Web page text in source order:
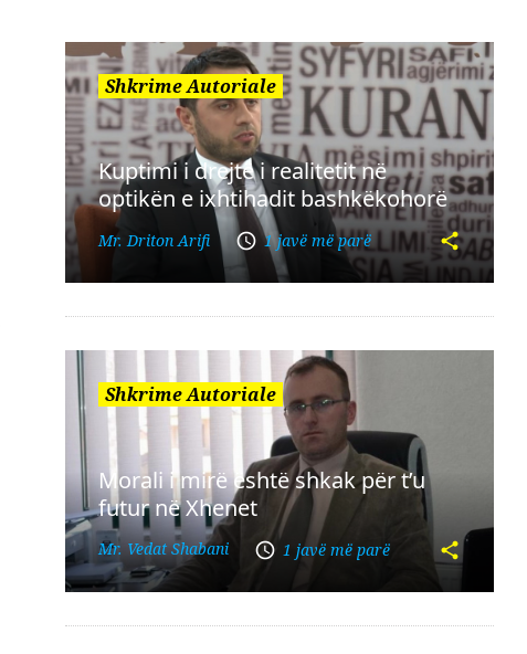
Shkrime Autoriale
Kuptimi i drejtë i realitetit në
optikën e ixhtihadit bashkëkohorë
Mr. Driton Arifi 1 javë më parë
Shkrime Autoriale
Morali i mirë është shkak për t’u
futur në Xhenet
Mr. Vedat Shabani 1 javë më parë